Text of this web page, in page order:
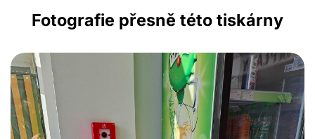
Fotografie přesně této tiskárny